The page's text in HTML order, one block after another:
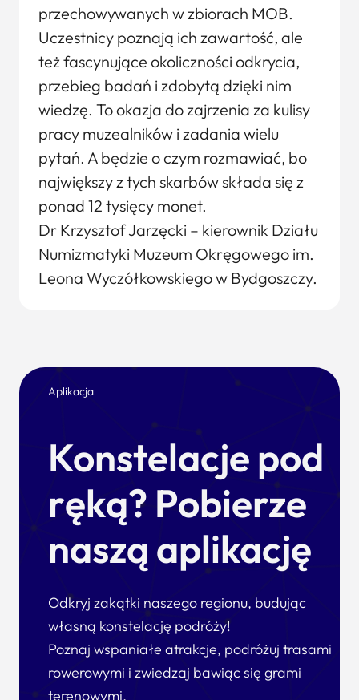
przechowywanych w zbiorach MOB.
Uczestnicy poznają ich zawartość, ale
też fascynujące okoliczności odkrycia,
przebieg badań i zdobytą dzięki nim
wiedzę. To okazja do zajrzenia za kulisy
pracy muzealników i zadania wielu
pytań. A będzie o czym rozmawiać, bo
największy z tych skarbów składa się z
ponad 12 tysięcy monet.
Dr Krzysztof Jarzęcki – kierownik Działu
Numizmatyki Muzeum Okręgowego im.
Leona Wyczółkowskiego w Bydgoszczy.
Aplikacja
Konstelacje pod
ręką? Pobierze
naszą aplikację
Odkryj zakątki naszego regionu, budując
własną konstelację podróży!
Poznaj wspaniałe atrakcje, podróżuj trasami
rowerowymi i zwiedzaj bawiąc się grami
terenowymi.